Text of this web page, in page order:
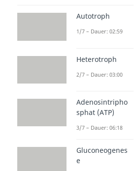
Autotroph
1/7 – Dauer: 02:59
Heterotroph
2/7 – Dauer: 03:00
Adenosintripho
sphat (ATP)
3/7 – Dauer: 06:18
Gluconeogenes
e